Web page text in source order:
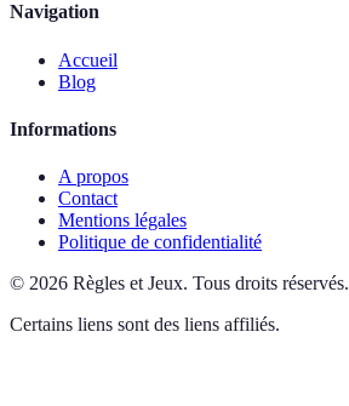
Navigation
Accueil
Blog
Informations
A propos
Contact
Mentions légales
Politique de confidentialité
© 2026 Règles et Jeux. Tous droits réservés.
Certains liens sont des liens affiliés.